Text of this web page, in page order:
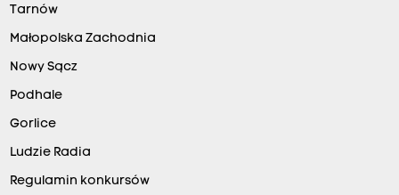
Tarnów
Małopolska Zachodnia
Nowy Sącz
Podhale
Gorlice
Ludzie Radia
Regulamin konkursów